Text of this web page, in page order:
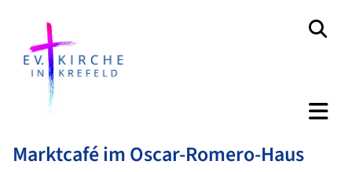
Marktcafé im Oscar-Romero-Haus